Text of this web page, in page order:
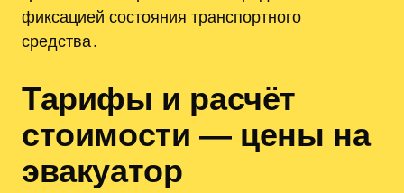
фиксацией состояния транспортного
средства․
Тарифы и расчёт
стоимости — цены на
эвакуатор